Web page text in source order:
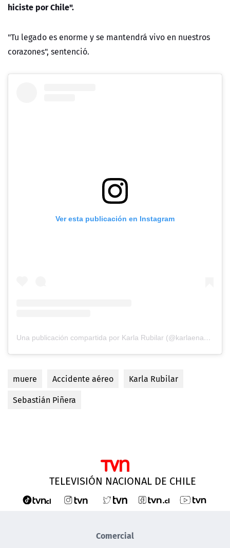
hiciste por Chile".
"Tu legado es enorme y se mantendrá vivo en nuestros
corazones", sentenció.
Ver esta publicación en Instagram
Una publicación compartida por Karla Rubilar (@karlaenaccion)
muere Accidente aéreo
Karla Rubilar
Sebastián Piñera
TELEVISIÓN NACIONAL DE CHILE
Comercial